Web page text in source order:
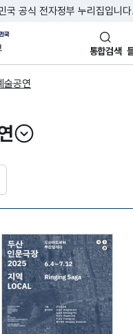
본문 바로가기
주메뉴 바로가기
국 공식 전자정부 누리집입니다.
부
인 나라, 함
통합검색
술공연
콘텐츠 설정하기